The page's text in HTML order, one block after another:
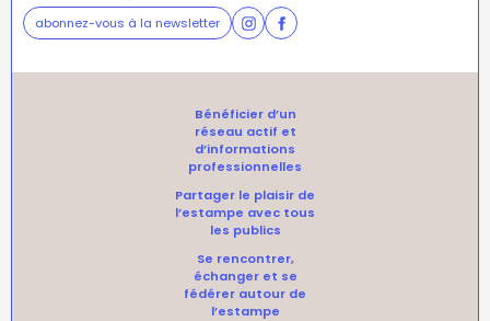
abonnez-vous à la newsletter
Bénéficier d’un
réseau actif et
d’informations
professionnelles
Partager le plaisir de
l’estampe avec tous
les publics
Se rencontrer,
échanger et se
fédérer autour de
l’estampe